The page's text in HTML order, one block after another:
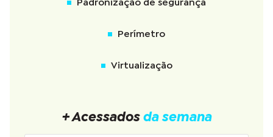
Padronização de segurança
Perímetro
Virtualização
+ Acessados da semana